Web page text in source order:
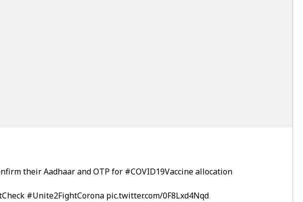
their Aadhaar and OTP for #COVID19Vaccineallocation
#Unite2FightCorona pic.twitter.com/0F8Lxd4Nqd